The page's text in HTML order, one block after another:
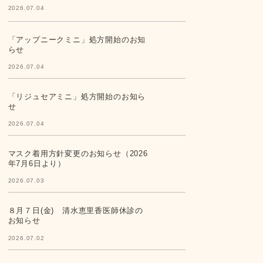
2026.07.04
「アップニークミニ」処方開始のお知
らせ
2026.07.04
「リジュセアミニ」処方開始のお知ら
せ
2026.07.04
マスク着用方針変更のお知らせ（2026
年7月6日より）
2026.07.03
８月７日(金) 清水恵里香医師休診の
お知らせ
2026.07.02